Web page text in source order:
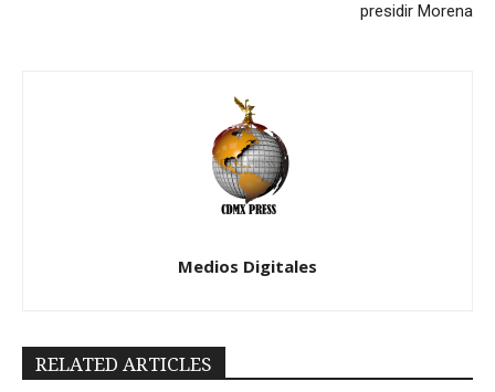
presidir Morena
Medios Digitales
RELATED ARTICLES